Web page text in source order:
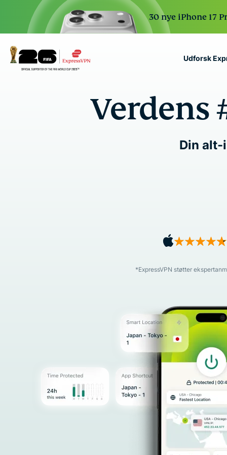
30 nye iPhone 17
Udforsk
VPN protection for
to deploy, simple to
Verdens
Din alt-
*ExpressVPN støtter